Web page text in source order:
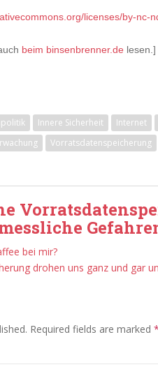
licenses/by-nc-
beim binsenbrenner.de lesen.]
Innere Sicherheit Internet
Vorratsdatenspeicherung
bei mir?
drohen uns ganz und gar
Required fields are marked *